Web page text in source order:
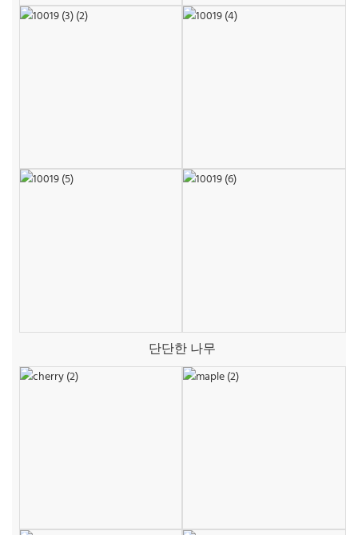
단단한 나무